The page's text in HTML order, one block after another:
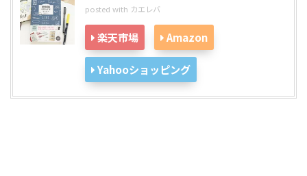
posted with カエレバ
楽天市場 Amazon
Yahooショッピング